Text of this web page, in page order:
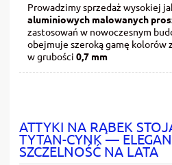
Prowadzimy sprzedaż wysokiej
aluminiowych malowanych
zastosowań w nowoczesnym
obejmuje szeroką gamę kolorów
w grubości 0,7 mm
ATTYKI NA RĄBEK
TYTAN-CYNK —
SZCZELNOŚĆ NA LATA